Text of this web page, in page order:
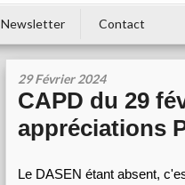
Newsletter Contact
29 Février 2024
CAPD du 29
appréciations
Le DASEN étant absent,